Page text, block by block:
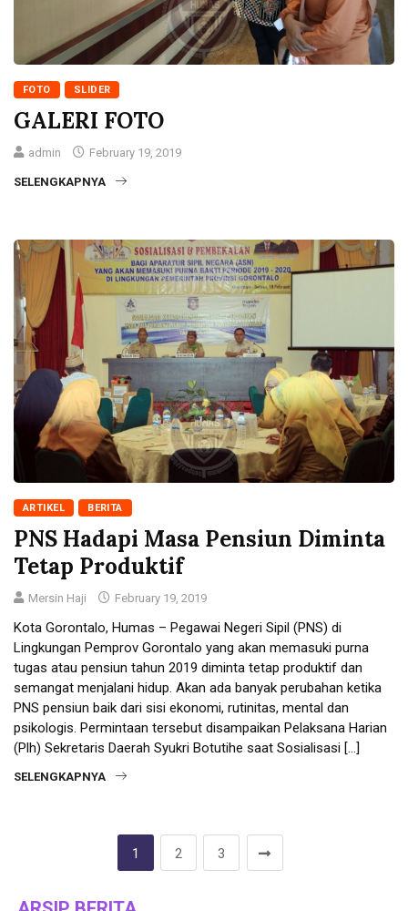
FOTO SLIDER
GALERI FOTO
admin February 19, 2019
SELENGKAPNYA
ARTIKEL BERITA
PNS Hadapi Masa Pensiun Diminta
Tetap Produktif
Mersin Haji February 19, 2019
Kota Gorontalo, Humas – Pegawai Negeri Sipil (PNS) di
Lingkungan Pemprov Gorontalo yang akan memasuki purna
tugas atau pensiun tahun 2019 diminta tetap produktif dan
semangat menjalani hidup. Akan ada banyak perubahan ketika
PNS pensiun baik dari sisi ekonomi, rutinitas, mental dan
psikologis. Permintaan tersebut disampaikan Pelaksana Harian
(Plh) Sekretaris Daerah Syukri Botutihe saat Sosialisasi […]
SELENGKAPNYA
1 2 3